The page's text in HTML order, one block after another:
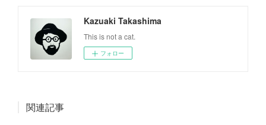
Kazuaki Takashima
This is not a cat.
フォロー
関連記事